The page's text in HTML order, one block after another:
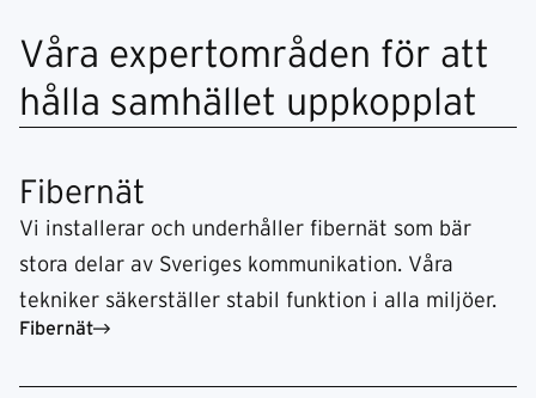
Våra expertområden för att
hålla samhället uppkopplat
Fibernät
Vi installerar och underhåller fibernät som bär
stora delar av Sveriges kommunikation. Våra
tekniker säkerställer stabil funktion i alla miljöer.
Fibernät